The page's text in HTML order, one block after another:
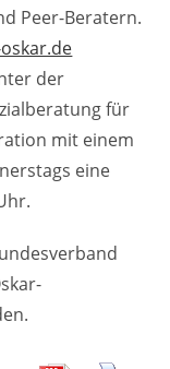
Peer-Beratern.
der
für
mit einem
eine